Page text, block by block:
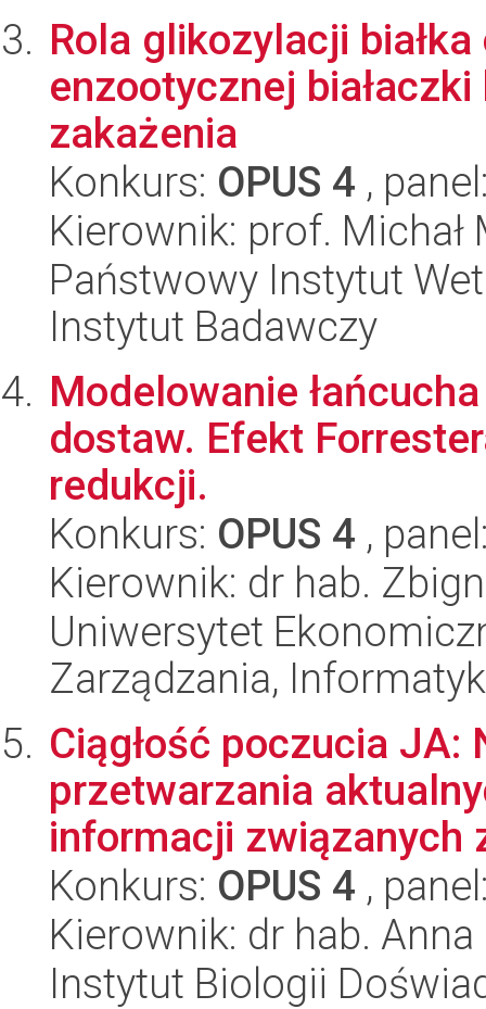
Rola glikozylacji
enzootycznej
zakażenia
Konkurs: OPUS 4 ,
Kierownik: prof. Michał
Państwowy Instytut
Instytut Badawczy
Modelowanie
dostaw. Efekt
redukcji.
Konkurs: OPUS 4 ,
Kierownik: dr hab.
Uniwersytet
Zarządzania,
Ciągłość poczucia JA:
przetwarzania
informacji związanych
Konkurs: OPUS 4 ,
Kierownik: dr hab.
Instytut Biologii